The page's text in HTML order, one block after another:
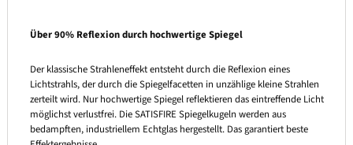
Über 90% Reflexion durch hochwertige Spiegel
Der klassische Strahleneffekt entsteht durch die Reflexion eines
Lichtstrahls, der durch die Spiegelfacetten in unzählige kleine Strahlen
zerteilt wird. Nur hochwertige Spiegel reflektieren das eintreffende Licht
möglichst verlustfrei. Die SATISFIRE Spiegelkugeln werden aus
bedampften, industriellem Echtglas hergestellt. Das garantiert beste